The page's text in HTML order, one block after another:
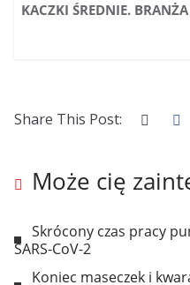
KACZKI ŚREDNIE.
Share This Post:
Może cię
Skrócony czas pracy
SARS-CoV-2
Koniec maseczek i